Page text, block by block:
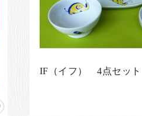
IF（イフ） 4点セット